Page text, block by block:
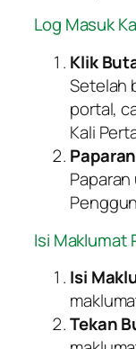
Log Masuk
Klik
Setelah
portal,
Kali
Isi Maklumat
Isi
Tekan